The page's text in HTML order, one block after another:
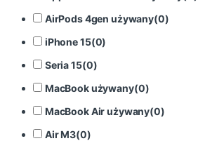
AirPods 4gen używany(0)
iPhone 15(0)
Seria 15(0)
MacBook używany(0)
MacBook Air używany(0)
Air M3(0)